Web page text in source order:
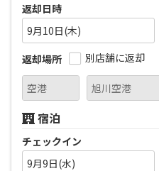
返却日時
9月10日(木)
返却場所
別店舗に返却
宿泊
チェックイン
9月9日(水)